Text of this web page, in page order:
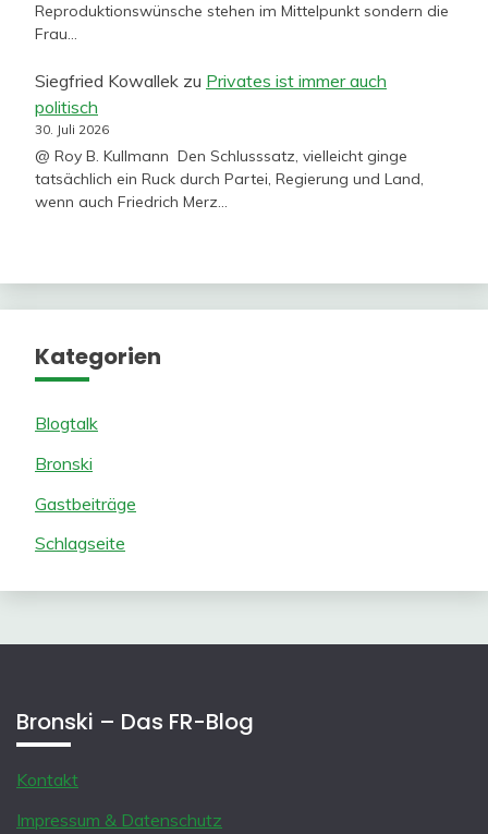
Reproduktionswünsche stehen im Mittelpunkt sondern die
Frau…
Siegfried Kowallek zu Privates ist immer auch
politisch
30. Juli 2026
@ Roy B. Kullmann Den Schlusssatz, vielleicht ginge
tatsächlich ein Ruck durch Partei, Regierung und Land,
wenn auch Friedrich Merz…
Kategorien
Blogtalk
Bronski
Gastbeiträge
Schlagseite
Bronski – Das FR-Blog
Kontakt
Impressum & Datenschutz